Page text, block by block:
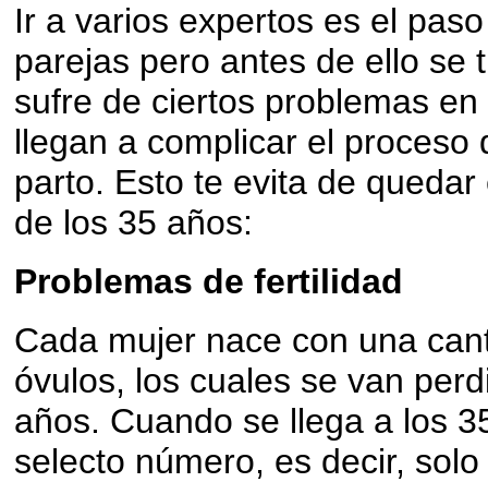
Ir a varios expertos es el
parejas pero antes de ello se
sufre de ciertos problemas
llegan a complicar el proceso
parto. Esto te evita de
de los 35 años:
Problemas de fertilidad
Cada mujer nace con una
óvulos, los cuales se van
años. Cuando se llega a los
selecto número, es decir,